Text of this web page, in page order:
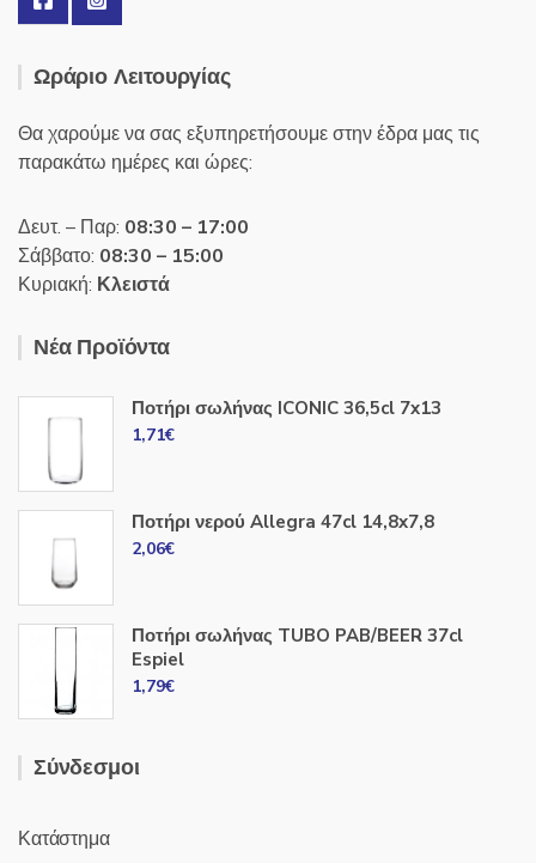
Ωράριο Λειτουργίας
Θα χαρούμε να σας εξυπηρετήσουμε στην έδρα μας τις
παρακάτω ημέρες και ώρες:
Δευτ. – Παρ: 08:30 – 17:00
Σάββατο: 08:30 – 15:00
Κυριακή: Κλειστά
Νέα Προϊόντα
Ποτήρι σωλήνας ICONIC 36,5cl 7x13
1,71€
Ποτήρι νερού Allegra 47cl 14,8x7,8
2,06€
Ποτήρι σωλήνας TUBO PAB/BEER 37cl
Espiel
1,79€
Σύνδεσμοι
Κατάστημα